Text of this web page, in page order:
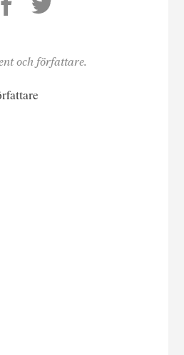
och författare.